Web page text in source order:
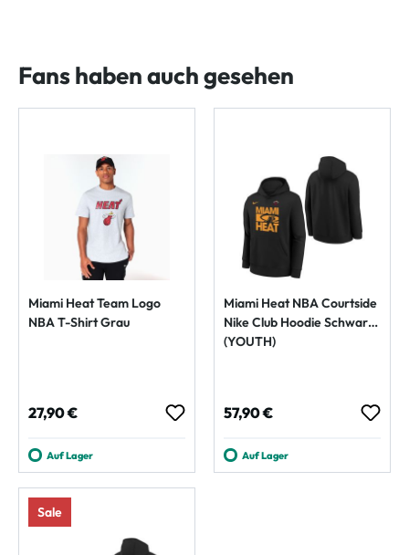
Fans haben auch gesehen
Miami Heat Team Logo
NBA T-Shirt Grau
Regulärer Preis:
27,90 €
Auf Lager
Miami Heat NBA Courtside
Nike Club Hoodie Schwarz
(YOUTH)
Regulärer Preis:
57,90 €
Auf Lager
Sale